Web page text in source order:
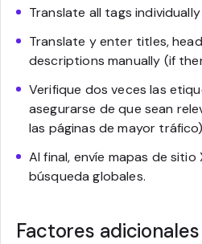
Translate all tags
Translate y enter titles,
descriptions manually (if
Verifique dos veces las
asegurarse de que sean
las páginas de mayor tráfico)
Al final, envíe mapas de sitio
búsqueda globales.
Factores